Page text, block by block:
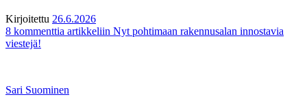
Kirjoitettu 26.6.2026
8 kommenttia artikkeliin Nyt pohtimaan rakennusalan innostavia
viestejä!
Sari Suominen